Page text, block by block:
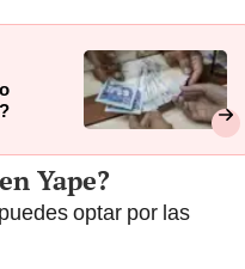
Yape?
optar por las